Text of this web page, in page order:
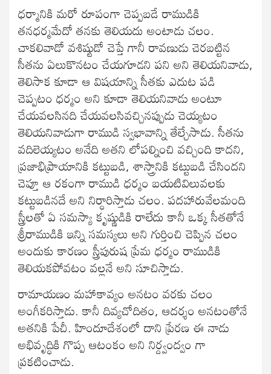
ధర్మానికి మరో రూపంగా చెప్పబడే రాముడికి
తనధర్మమేదో తనకు తెలియదు అంటాడు చలం.
చాకలివాడో వశిష్టుడో చెప్తే గానీ రావణుడు చెరబట్టిన
సీతను ఏలుకొనటం చేయగూడని పని అని తెలియనివాడు,
తెలిసాక కూడా ఆ విషయాన్ని సీతకు ఎదుట పడి
చెప్పటం ధర్మం అని కూడా తెలియనివాడు అంటూ
చేయవలసినది చేయవలసివచ్చినప్పుడు చెయ్యటం
తెలియనివాడుగా రాముడి స్వభావాన్ని తేల్చేసాడు. సీతను
వదిలెయ్యటం అనేది అతని లోపల్నించి వచ్చింది కాదని,
ప్రజాభిప్రాయానికి కట్టుబడి, శాస్త్రానికి కట్టుబడి చేసిందని
చెప్తూ ఆ రకంగా రాముడి ధర్మం బయటివిలువలకు
కట్టుబడినదే అని నిర్ధారిస్తాడు చలం. పదహారువేలమంది
స్త్రీలతో ఏ సమస్యా కృష్ణుడికి రాలేదు కానీ ఒక్క సీతతోనే
శ్రీరాముడికి ఇన్ని సమస్యలు అని గుర్తించి చెప్పిన చలం
అందుకు కారణం స్త్రీపురుష ప్రేమ ధర్మం రాముడికి
తెలియకపోవటం వల్లనే అని సూచిస్తాడు.
రామాయణం మహాకావ్యం అనటం వరకు చలం
అంగీకరిస్తాడు. కానీ దివ్యచోదితం, ఆదర్శం అనటంతోనే
అతనికి పేచీ. హిందూదేశంలో దాని ప్రేరణ ఈ నాడు
అభివృద్ధికి గొప్ప ఆటంకం అని నిర్ద్వంద్వం గా
ప్రకటించాడు.